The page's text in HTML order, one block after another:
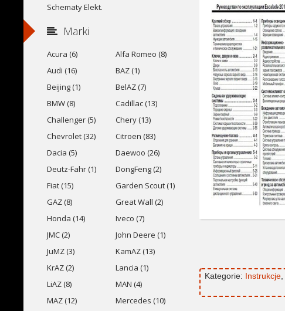
Kategorie: Instrukcje
Schematy Elekt.
Marki
Acura (6)
Alfa Romeo (8)
Audi (16)
BAZ (1)
Beijing (1)
BelAZ (7)
BMW (8)
Cadillac (13)
Challenger (5)
Chery (13)
Chevrolet (32)
Citroen (83)
Dacia (5)
Daewoo (26)
Deutz-Fahr (1)
DongFeng (2)
Fiat (15)
Garden Scout (1)
GAZ (8)
Great Wall (2)
Honda (14)
Iveco (7)
JMC (2)
John Deere (1)
JuMZ (3)
KamAZ (13)
KrAZ (2)
Lancia (1)
LiAZ (8)
MAN (4)
MAZ (12)
Mercedes (10)